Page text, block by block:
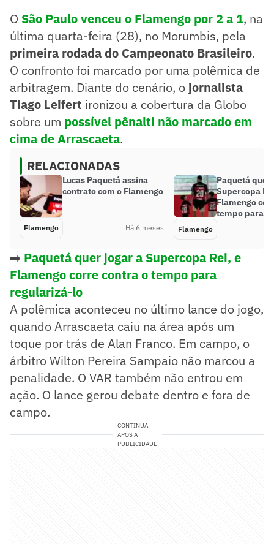
O São Paulo venceu o Flamengo por 2 a 1, na
última quarta-feira (28), no Morumbis, pela
primeira rodada do Campeonato Brasileiro.
O confronto foi marcado por uma polêmica de
arbitragem. Diante do cenário, o jornalista
Tiago Leifert ironizou a cobertura da Globo
sobre um possível pênalti não marcado em
cima de Arrascaeta.
RELACIONADAS
Lucas Paquetá assina
contrato com o Flamengo
Flamengo Há 6 meses
Paquetá quer
Supercopa
Flamengo
tempo para
Flamengo
➡️ Paquetá quer jogar a Supercopa Rei, e
Flamengo corre contra o tempo para
regularizá-lo
A polêmica aconteceu no último lance do jogo,
quando Arrascaeta caiu na área após um
toque por trás de Alan Franco. Em campo, o
árbitro Wilton Pereira Sampaio não marcou a
penalidade. O VAR também não entrou em
ação. O lance gerou debate dentro e fora de
campo.
CONTINUA
APÓS A
PUBLICIDADE